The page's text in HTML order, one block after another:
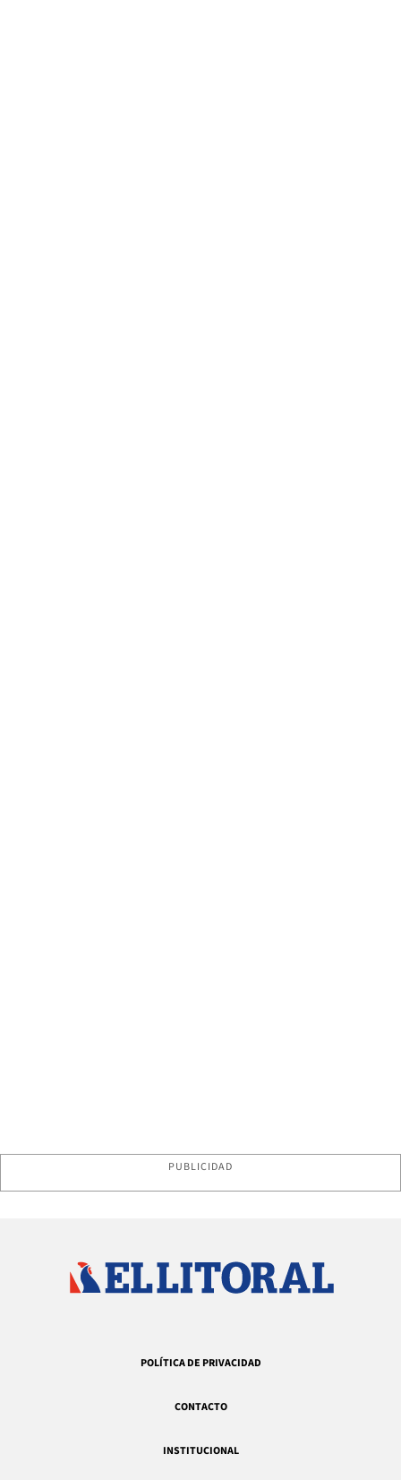
PUBLICIDAD
POLÍTICA DE PRIVACIDAD
CONTACTO
INSTITUCIONAL